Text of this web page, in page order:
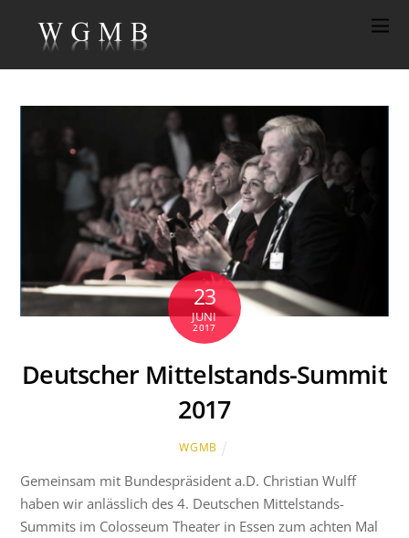
23
JUNI
2017
Deutscher Mittelstands-Summit
2017
WGMB
Gemeinsam mit Bundespräsident a.D. Christian Wulff
haben wir anlässlich des 4. Deutschen Mittelstands-
Summits im Colosseum Theater in Essen zum achten Mal